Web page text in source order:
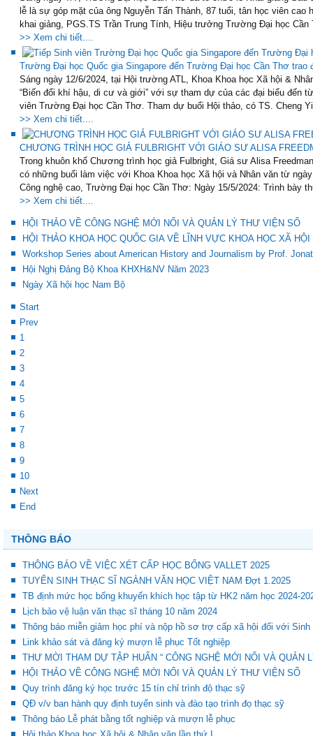
lễ là sự góp mặt của ông Nguyễn Tấn Thành, 87 tuổi, tân học viên cao
khai giảng, PGS.TS Trần Trung Tính, Hiệu trưởng Trường Đại học Cần
>> Xem chi tiết....
Trường Đại học Quốc gia Singapore đến Trường Đại học Cần Thơ trao
Sáng ngày 12/6/2024, tại Hội trường ATL, Khoa Khoa học Xã hội &
“Biến đổi khí hậu, di cư và giới” với sự tham dự của các đại biểu đến
viên Trường Đại học Cần Thơ. Tham dự buổi Hội thảo, có TS. Cheng
>> Xem chi tiết....
CHƯƠNG TRÌNH HỌC GIẢ FULBRIGHT VỚI GIÁO SƯ ALISA
Trong khuôn khổ Chương trình học giả Fulbright, Giá sư Alisa
có những buổi làm việc với Khoa Khoa học Xã hội và Nhân văn từ
Công nghệ cao, Trường Đại học Cần Thơ: Ngày 15/5/2024: Trình bày
>> Xem chi tiết....
HỘI THẢO VỀ CÔNG NGHỆ MỚI NỔI VÀ QUẢN LÝ THƯ VIỆN SỐ
HỘI THẢO KHOA HỌC QUỐC GIA VỀ LĨNH VỰC KHOA HỌC XÃ
Workshop Series about American History and Journalism by Prof.
Hội Nghị Đảng Bộ Khoa KHXH&NV Năm 2023
Ngày Xã hội học Nam Bộ
Start
Prev
1
2
3
4
5
6
7
8
9
10
Next
End
THÔNG BÁO
THÔNG BÁO VỀ VIỆC XÉT CẤP HỌC BỔNG VALLET 2025
TUYỂN SINH THẠC SĨ NGÀNH VĂN HỌC VIỆT NAM Đợt 1.2025
TB định mức học bổng khuyến khích học tập từ HK2 năm học 2024-
Lịch bảo vệ luận văn thạc sĩ tháng 10 năm 2024
Thông báo miễn giảm học phí và nộp hồ sơ trợ cấp xã hội đối với Sinh
Link khảo sát và đăng ký mượn lễ phục Tốt nghiệp
THƯ MỜI THAM DỰ TẬP HUẤN “ CÔNG NGHỆ MỚI NỔI VÀ QUẢN
HỘI THẢO VỀ CÔNG NGHỆ MỚI NỔI VÀ QUẢN LÝ THƯ VIỆN SỐ
Quy trình đăng ký học trước 15 tín chỉ trình độ thạc sỹ
QĐ v/v ban hành quy định tuyển sinh và đào tạo trình đọ thạc sỹ
Thông báo Lễ phát bằng tốt nghiệp và mượn lễ phục